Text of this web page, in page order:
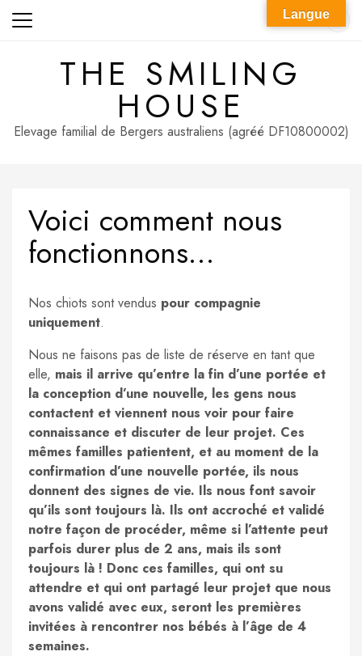
Skip
THE SMILING
HOUSE
Elevage familial de Bergers australiens (agréé DF10800002)
Voici comment nous
fonctionnons…
Nos chiots sont vendus pour compagnie
uniquement.
Nous ne faisons pas de liste de réserve en tant que
elle, mais il arrive qu’entre la fin d’une portée et
la conception d’une nouvelle, les gens nous
contactent et viennent nous voir pour faire
connaissance et discuter de leur projet. Ces
mêmes familles patientent, et au moment de la
confirmation d’une nouvelle portée, ils nous
donnent des signes de vie. Ils nous font savoir
qu’ils sont toujours là. Ils ont accroché et validé
notre façon de procéder, même si l’attente peut
parfois durer plus de 2 ans, mais ils sont
toujours là ! Donc ces familles, qui ont su
attendre et qui ont partagé leur projet que nous
avons validé avec eux, seront les premières
invitées à rencontrer nos bébés à l’âge de 4
semaines.
Langue